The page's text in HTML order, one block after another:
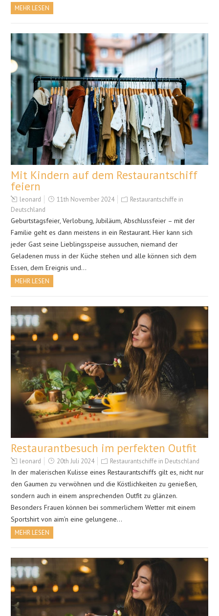
MEHR LESEN
Mit Kindern auf dem Restaurantschiff
feiern
leonard 11th November 2024
Restaurantschiffe in
Deutschland
Geburtstagsfeier, Verlobung, Jubiläum, Abschlussfeier – mit der
Familie geht es dann meistens in ein Restaurant. Hier kann sich
jeder Gast seine Lieblingsspeise aussuchen, niemand der
Geladenen muss in der Küche stehen und alle können sich dem
Essen, dem Ereignis und…
MEHR LESEN
Restaurantbesuch im perfekten Outfit
leonard 20th Juli 2024 Restaurantschiffe in Deutschland
In der malerischen Kulisse eines Restaurantschiffs gilt es, nicht nur
den Gaumen zu verwöhnen und die Köstlichkeiten zu genießen,
sondern auch in einem ansprechenden Outfit zu glänzen.
Besonders Frauen können bei sommerlichem Wetter mit einem
Sportshirt von aim’n eine gelungene…
MEHR LESEN